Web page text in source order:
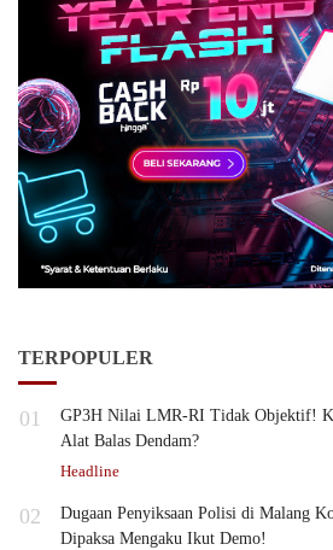
TERPOPULER
01
GP3H Nilai LMR-RI Tidak Objektif!
Alat Balas Dendam?
Headline
02
Dugaan Penyiksaan Polisi di Malang
Dipaksa Mengaku Ikut Demo!